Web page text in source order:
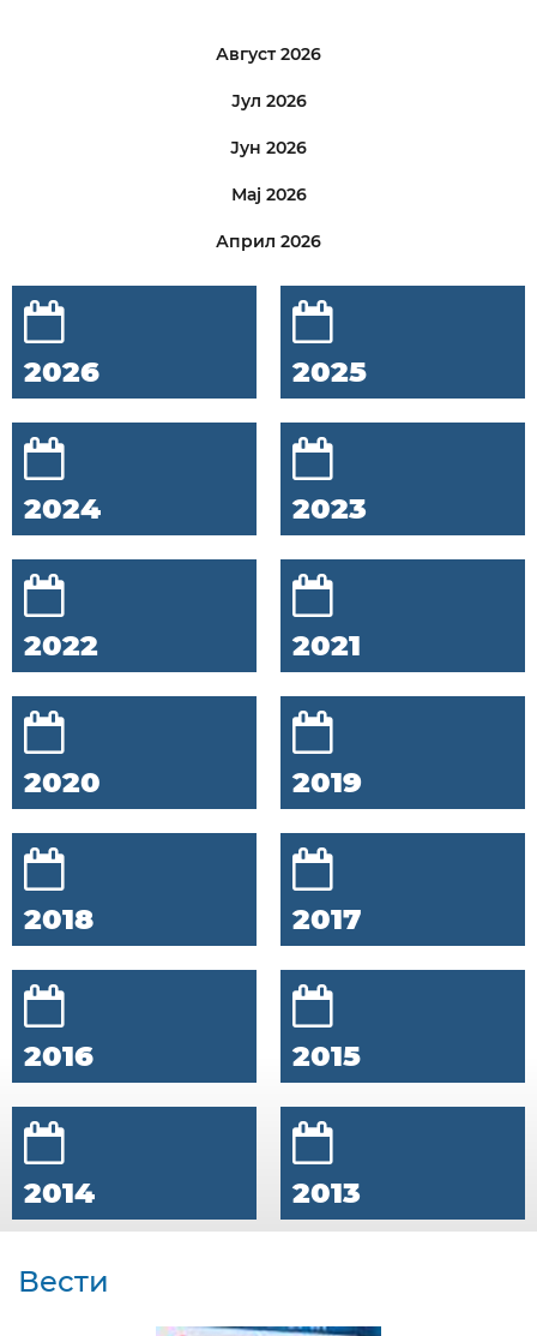
Август 2026
Јул 2026
Јун 2026
Мај 2026
Април 2026
2026 2025
2024 2023
2022 2021
2020 2019
2018 2017
2016 2015
2014 2013
Вести